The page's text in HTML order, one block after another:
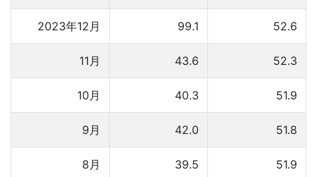
2023年12月 99.1 52.6
11月 43.6 52.3
10月 40.3 51.9
9月 42.0 51.8
8月 39.5 51.9